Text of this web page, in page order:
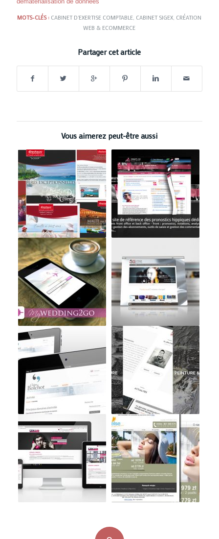
MOTS-CLÉS : CABINET D'EXERTISE COMPTABLE CABINET SIGEX CRÉATION
WEB & ECOMMERCE
Partager cet article
Vous aimerez peut-être aussi